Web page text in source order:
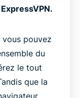
vous pouvez
du
le tout
que la